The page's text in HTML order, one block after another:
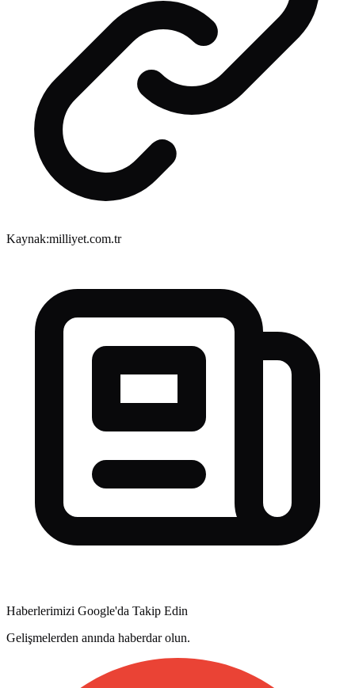
Kaynak:milliyet.com.tr
Haberlerimizi Google'da Takip Edin
Gelişmelerden anında haberdar olun.